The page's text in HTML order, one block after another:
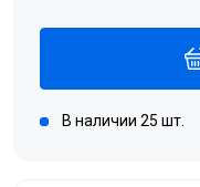
В наличии 25 шт.